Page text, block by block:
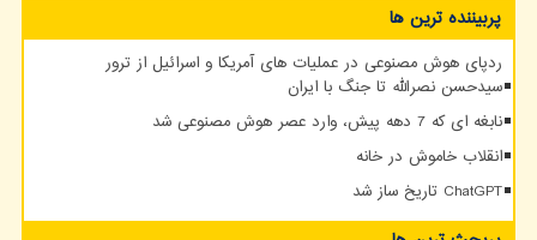
پربیننده ترین ها
ردپای هوش مصنوعی در عملیات های آمریکا و اسرائیل از ترور
سیدحسن نصرالله تا جنگ با ایران
نابغه ای که 7 دهه پیش، وارد عصر هوش مصنوعی شد
انقلاب خاموش در خانه
ChatGPT تاریخ ساز شد